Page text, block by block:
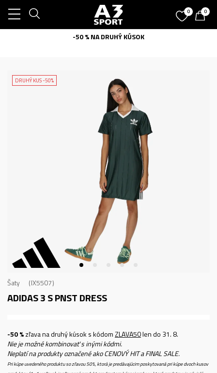
0 0
-50 % NA DRUHÝ KÚSOK
DRUHÝ KUS -50%
Šaty IX5507
ADIDAS 3 S PNST DRESS
-50 %zľava na druhý kúsok s kódomZLAVA50len do 31. 8.
Nie je možné kombinovať s inými kódmi.
Neplatí na produkty označené ako CENOVÝ HIT a FINAL SALE.
Pri kúpe uvedeného produktu so zľavou 50%, ktorá je predávajúcim poskytovaná pri kúpe dvoch kusov